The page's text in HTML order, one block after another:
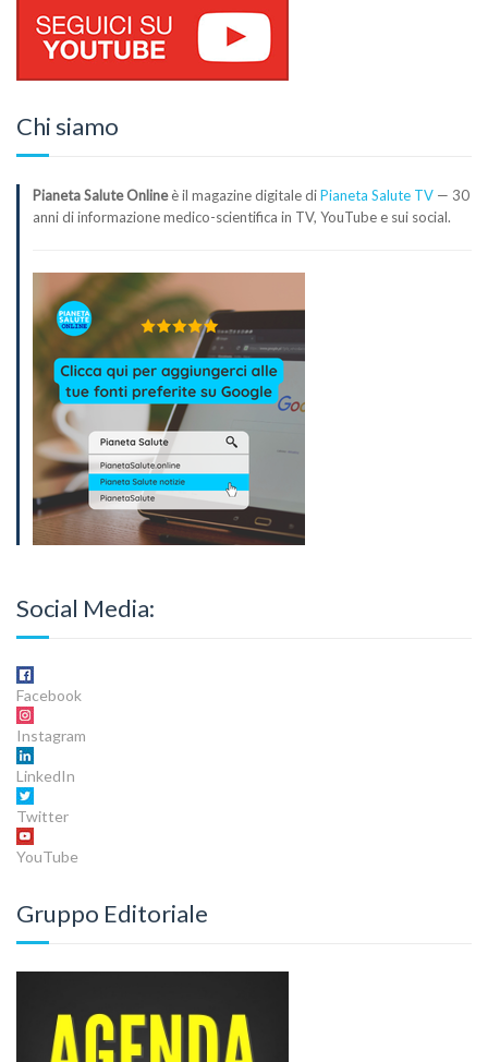
Chi siamo
Pianeta Salute Onlineè il magazine digitale diPianeta Salute TV — 30
anni di informazione medico-scientifica in TV, YouTube e sui social.
Social Media:
Facebook
Instagram
LinkedIn
Twitter
YouTube
Gruppo Editoriale